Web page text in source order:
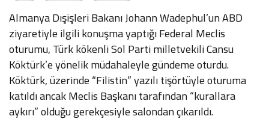
Almanya Dışişleri Bakanı Johann Wadephul’un ABD
ziyaretiyle ilgili konuşma yaptığı Federal Meclis
oturumu, Türk kökenli Sol Parti milletvekili Cansu
Köktürk’e yönelik müdahaleyle gündeme oturdu.
Köktürk, üzerinde “Filistin” yazılı tişörtüyle oturuma
katıldı ancak Meclis Başkanı tarafından “kurallara
aykırı” olduğu gerekçesiyle salondan çıkarıldı.